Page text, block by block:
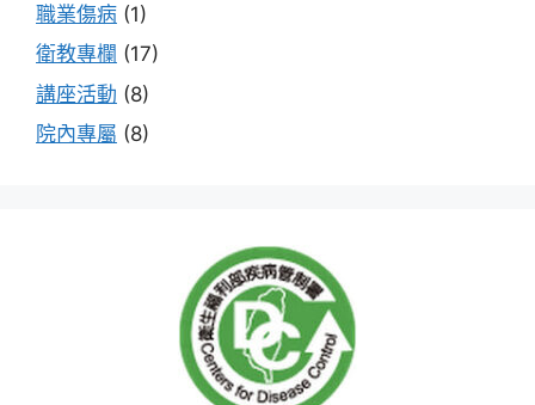
職業傷病 (1)
衛教專欄 (17)
講座活動 (8)
院內專屬 (8)